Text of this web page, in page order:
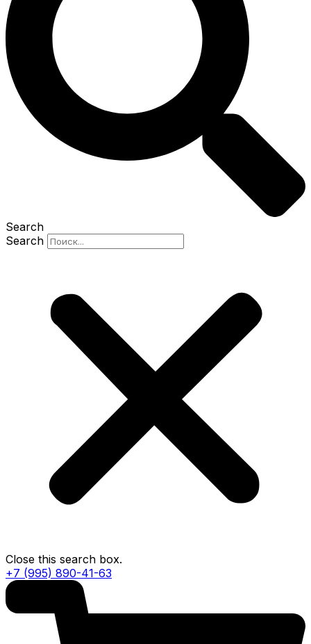
Search
Search
Close this search box.
+7 (995) 890-41-63